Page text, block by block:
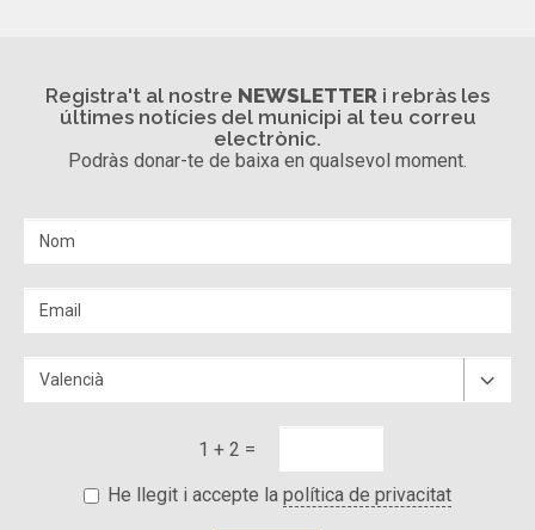
Registra't al nostre NEWSLETTER i rebràs les
últimes notícies del municipi al teu correu
electrònic.
Podràs donar-te de baixa en qualsevol moment.
1 + 2 =
He llegit i accepte la política de privacitat